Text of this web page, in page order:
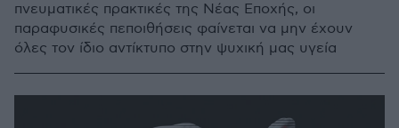
πνευματικές πρακτικές της Νέας Εποχής, οι
παραφυσικές πεποιθήσεις φαίνεται να μην έχουν
όλες τον ίδιο αντίκτυπο στην ψυχική μας υγεία